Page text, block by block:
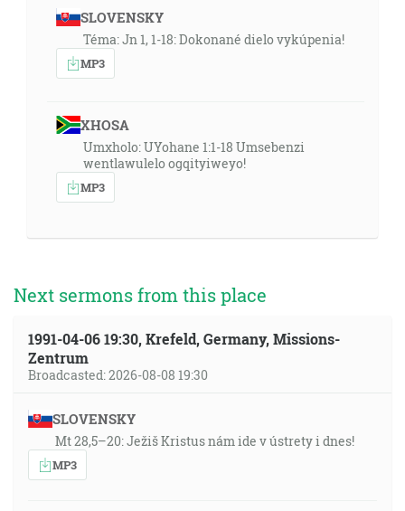
SLOVENSKY
Téma: Jn 1, 1-18: Dokonané dielo vykúpenia!
MP3
XHOSA
Umxholo: UYohane 1:1-18 Umsebenzi
wentlawulelo ogqityiweyo!
MP3
Next sermons from this place
1991-04-06 19:30, Krefeld, Germany, Missions-
Zentrum
Broadcasted: 2026-08-08 19:30
SLOVENSKY
Mt 28,5–20: Ježiš Kristus nám ide v ústrety i dnes!
MP3